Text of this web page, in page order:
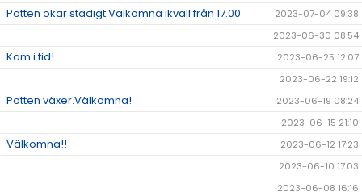
Potten ökar stadigt.Välkomna ikväll från 17.00
2023-07-04 09:38
2023-06-30 08:54
Kom i tid!
2023-06-25 12:07
2023-06-22 19:12
Potten växer.Välkomna!
2023-06-19 08:24
2023-06-15 21:10
Välkomna!!
2023-06-12 17:23
2023-06-10 17:03
2023-06-08 16:16